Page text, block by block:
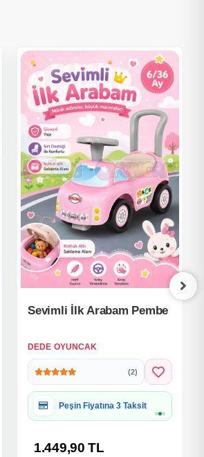
Sevimli İlk Arabam Pembe
DEDE OYUNCAK
(2)
Hediye Paketine Uygun
1.449,90 TL